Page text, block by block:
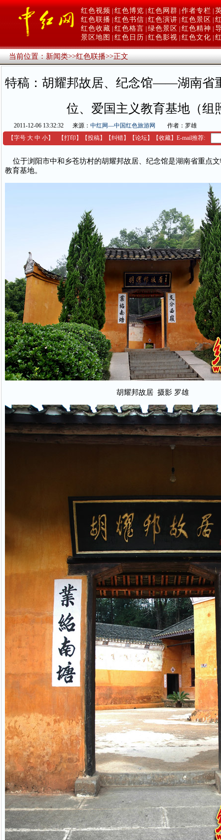
红色视频 红色博览 红色网群 作者专栏
红色联播 红色书信 红色演讲 红色景区
红色收藏 红色格言 绿色景区 红色精神
景区地图
红色日历 红色影视 红色文化
当前位置：新闻类>>红色联播>>正文
特稿：胡耀邦故居、纪念馆——湖南省
位、爱国主义教育基地（组
2011-12-06 13:32:32 来源： 中红网—中国红色旅游网
作者：罗雄
【字号 大 中 小】 【打印 】 【投稿】 【纠错】 【论坛】 【收藏】 E-mail推荐:
位于浏阳市中和乡苍坊村的胡耀邦故居、纪念馆是湖南省重点
教育基地。
胡耀邦故居 摄影 罗雄